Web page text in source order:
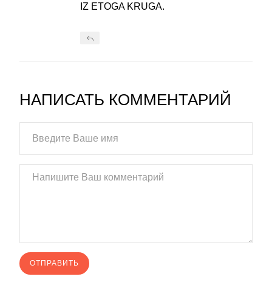
IZ ETOGA KRUGA.
НАПИСАТЬ КОММЕНТАРИЙ